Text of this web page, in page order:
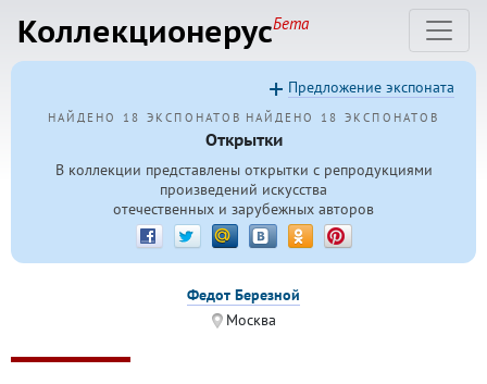
КоллекционерусБета
НАЙДЕНО 18 ЭКСПОНАТОВ НАЙДЕНО 18 ЭКСПОНАТОВ
Открытки
В коллекции представлены открытки с репродукциями
произведений искусства
отечественных и зарубежных авторов
Предложение экспоната
Федот Березной
Москва